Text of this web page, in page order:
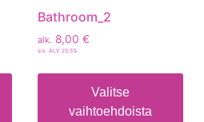
Bathroom_2
alk. 8,00 €
sis. ALV 25,5%
Valitse
vaihtoehdoista